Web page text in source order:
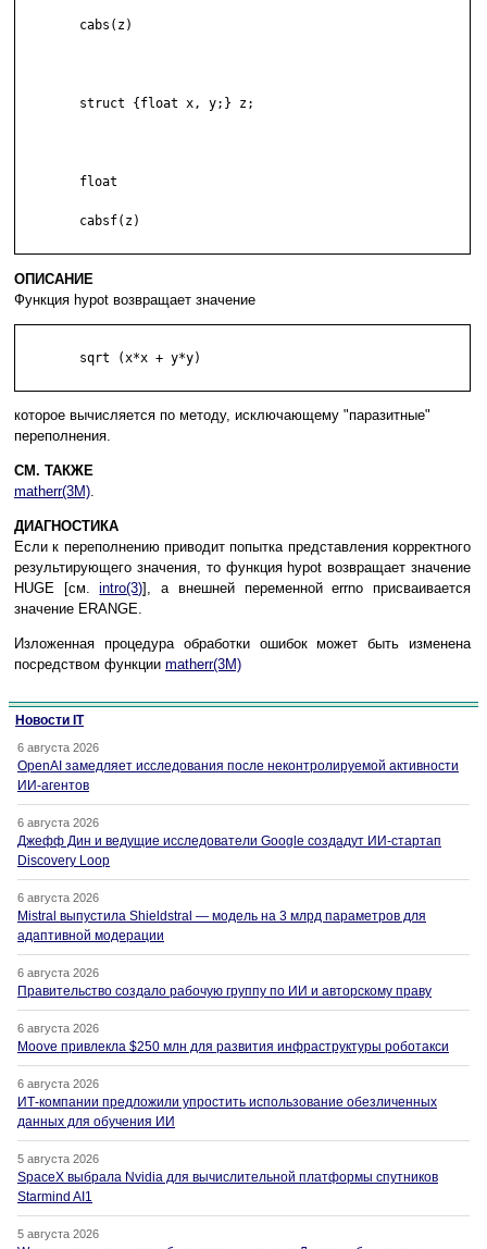
ОПИСАНИЕ
Функция hypot возвращает значение
которое вычисляется по методу, исключающему "паразитные"
переполнения.
СМ. ТАКЖЕ
matherr(3M).
ДИАГНОСТИКА
Если к переполнению приводит попытка представления корректного
результирующего значения, то функция hypot возвращает значение
HUGE [см.intro(3)], а внешней переменной errno присваивается
значение ERANGE.
Изложенная процедура обработки ошибок может быть изменена
посредством функции matherr(3M)
Новости IT
6 августа 2026
OpenAI замедляет исследования после неконтролируемой активности
ИИ-агентов
6 августа 2026
Джефф Дин и ведущие исследователи Google создадут ИИ-стартап
Discovery Loop
6 августа 2026
Mistral выпустила Shieldstral — модель на 3 млрд параметров для
адаптивной модерации
6 августа 2026
Правительство создало рабочую группу по ИИ и авторскому праву
6 августа 2026
Moove привлекла $250 млн для развития инфраструктуры роботакси
6 августа 2026
ИТ-компании предложили упростить использование обезличенных
данных для обучения ИИ
5 августа 2026
SpaceX выбрала Nvidia для вычислительной платформы спутников
Starmind AI1
5 августа 2026